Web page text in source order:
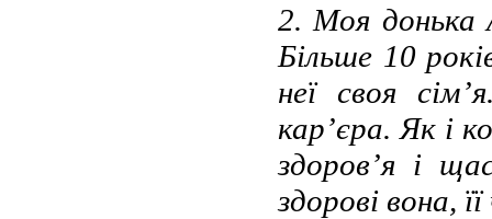
2. Моя донька
Більше 10
неї своя
карʼєра. Як і
здоров’я і
здорові вона,